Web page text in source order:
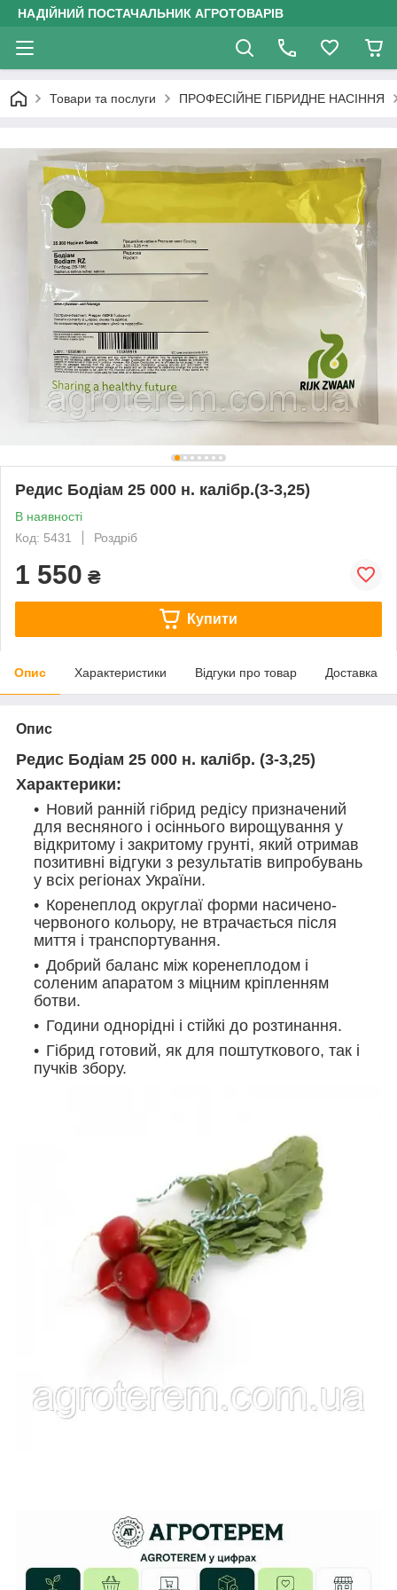
НАДІЙНИЙ ПОСТАЧАЛЬНИК АГРОТОВАРІВ
Товари та послуги ПРОФЕСІЙНЕ ГІБРИДНЕ НАСІННЯ
Редис Бодіам 25 000 н. калібр.(3-3,25)
В наявності
Код: 5431
Роздріб
1 550 ₴
Купити
Опис Характеристики Відгуки про товар Доставка
Опис
Редис Бодіам 25 000 н. калібр. (3-3,25)
Характерики:
Новий ранній гібрид редісу призначений
для весняного і осіннього вирощування у
відкритому і закритому грунті, який отримав
позитивні відгуки з результатів випробувань
у всіх регіонах України.
Коренеплод округлаї форми насичено-
червоного кольору, не втрачається після
миття і транспортування.
Добрий баланс між коренеплодом і
соленим апаратом з міцним кріпленням
ботви.
Години однорідні і стійкі до розтинання.
Гібрид готовий, як для поштуткового, так і
пучків збору.